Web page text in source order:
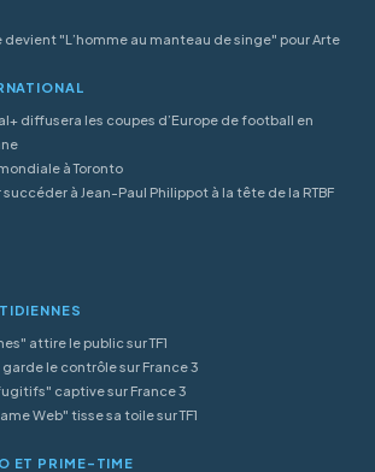
devient "L’homme au manteau de singe" pour Arte
diffusera les coupes d’Europe de football en
à Toronto
à Jean-Paul Philippot à la tête de la RTBF
attire le public sur TF1
garde le contrôle sur France 3
captive sur France 3
Web" tisse sa toile sur TF1
ET PRIME-TIME